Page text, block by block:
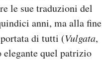
le sue traduzioni del
anni, ma alla fine
di tutti (Vulgata,
elegante quel patrizio